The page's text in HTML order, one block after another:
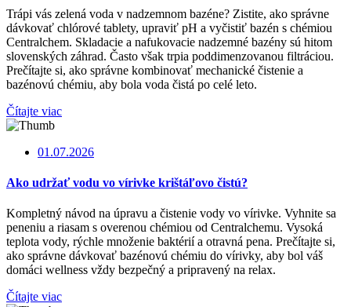
Trápi vás zelená voda v nadzemnom bazéne? Zistite, ako správne
dávkovať chlórové tablety, upraviť pH a vyčistiť bazén s chémiou
Centralchem. Skladacie a nafukovacie nadzemné bazény sú hitom
slovenských záhrad. Často však trpia poddimenzovanou filtráciou.
Prečítajte si, ako správne kombinovať mechanické čistenie a
bazénovú chémiu, aby bola voda čistá po celé leto.
Čítajte viac
01.07.2026
Ako udržať vodu vo vírivke krištáľovo čistú?
Kompletný návod na úpravu a čistenie vody vo vírivke. Vyhnite sa
peneniu a riasam s overenou chémiou od Centralchemu. Vysoká
teplota vody, rýchle množenie baktérií a otravná pena. Prečítajte si,
ako správne dávkovať bazénovú chémiu do vírivky, aby bol váš
domáci wellness vždy bezpečný a pripravený na relax.
Čítajte viac